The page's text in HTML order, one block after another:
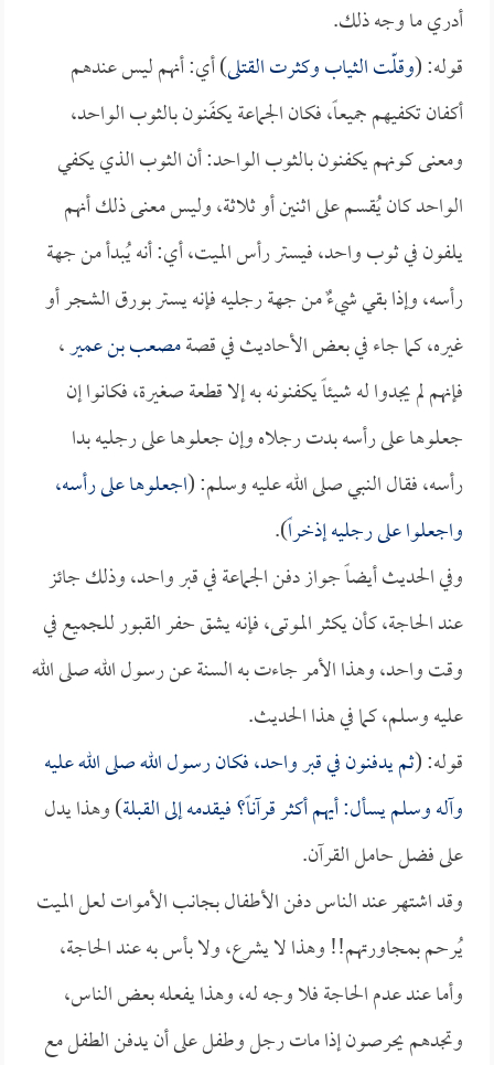
أدري ما وجه ذلك.
قوله: (وقلّت الثياب وكثرت القتلى) أي: أنهم ليس عندهم
أكفان تكفيهم جميعاً، فكان الجماعة يكفَنون بالثوب الواحد،
ومعنى كونهم يكفنون بالثوب الواحد: أن الثوب الذي يكفي
الواحد كان يُقسم على اثنين أو ثلاثة، وليس معنى ذلك أنهم
يلفون في ثوب واحد، فيستر رأس الميت، أي: أنه يُبدأ من جهة
رأسه، وإذا بقي شيءٌ من جهة رجليه فإنه يستر بورق الشجر أو
غيره، كما جاء في بعض الأحاديث في قصةمصعب بن عمير،
فإنهم لم يجدوا له شيئاً يكفنونه به إلا قطعة صغيرة، فكانوا إن
جعلوها على رأسه بدت رجلاه وإن جعلوها على رجليه بدا
رأسه، فقال النبي صلى الله عليه وسلم: (اجعلوها على رأسه،
واجعلوا على رجليه إذخراً).
وفي الحديث أيضاً جواز دفن الجماعة في قبر واحد، وذلك جائز
عند الحاجة، كأن يكثر الموتى، فإنه يشق حفر القبور للجميع في
وقت واحد، وهذا الأمر جاءت به السنة عن رسول الله صلى الله
عليه وسلم، كما في هذا الحديث.
قوله: (ثم يدفنون في قبر واحد، فكان رسول الله صلى الله عليه
وآله وسلم يسأل: أيهم أكثر قرآناً؟ فيقدمه إلى القبلة) وهذا يدل
على فضل حامل القرآن.
وقد اشتهر عند الناس دفن الأطفال بجانب الأموات لعل الميت
يُرحم بمجاورتهم!! وهذا لا يشرع، ولا بأس به عند الحاجة،
وأما عند عدم الحاجة فلا وجه له، وهذا يفعله بعض الناس،
وتجدهم يحرصون إذا مات رجل وطفل على أن يدفن الطفل مع